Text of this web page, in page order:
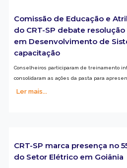
Comissão de Educação e
do CRT-SP debate
em Desenvolvimento de
capacitação
Conselheiros participaram de treinamento
consolidaram as ações da pasta para
Ler mais...
CRT-SP marca presença no
do Setor Elétrico em Goiânia